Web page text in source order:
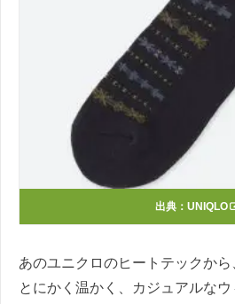
出典： UNIQLO
あのユニクロのヒートテックから
とにかく温かく、カジュアルな